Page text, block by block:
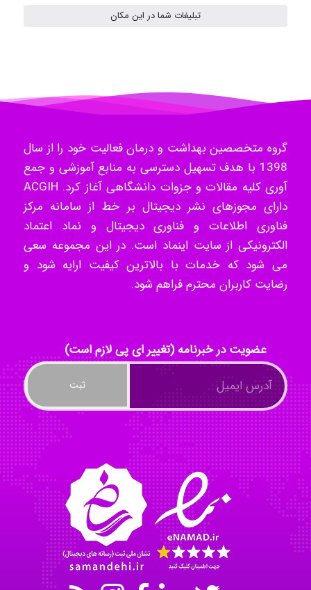
Hossein Znd
k.aryan
ilhan200
Mohammad
Tavan
akhtar shahsavandi
kimiya zirakpoor
تبلیغات شما در این مکان
گروه متخصصین بهداشت و درمان فعالیت خود را از سال
1398 با هدف تسهیل دسترسی به منابع آموزشی و جمع
آوری کلیه مقالات و جزوات دانشگاهی آغاز کرد. ACGIH
دارای مجوزهای نشر دیجیتال بر خط از سامانه مرکز
فناوری اطلاعات و فناوری دیجیتال و نماد اعتماد
الکترونیکی از سایت اینماد است. در این مجموعه سعی
می شود که خدمات با بالاترین کیفیت ارایه شود و
رضایت کاربران محترم فراهم شود.
عضویت در خبرنامه (تغییر ای پی لازم است)